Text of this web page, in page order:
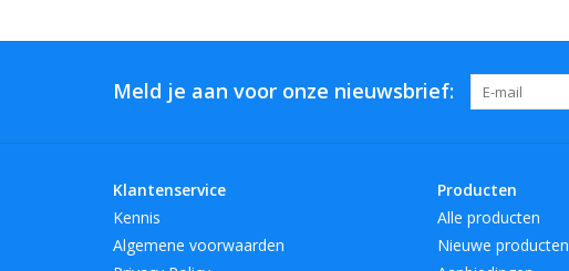
Meld je aan voor onze nieuwsbrief:
Klantenservice
Kennis
Algemene voorwaarden
Producten
Alle producten
Nieuwe producten